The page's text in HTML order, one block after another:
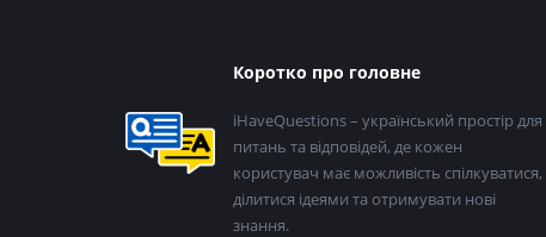
колонтитул
Коротко про головне
iHaveQuestions – український простір для
питань та відповідей, де кожен
користувач має можливість спілкуватися,
ділитися ідеями та отримувати нові
знання.